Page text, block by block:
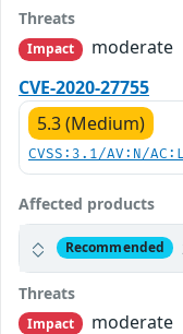
Threats
Impact
moderate
CVE-2020-27755
5.3 (Medium)
CVSS:3.1/AV:N/
Affected products
Recommended
Threats
Impact
moderate